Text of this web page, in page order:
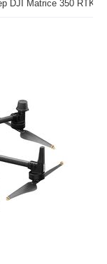
DJI Matrice 350 RTK